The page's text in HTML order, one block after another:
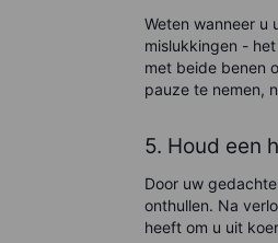
Weten wanneer u
mislukkingen -
met beide benen
pauze te nemen,
5. Houd een
Door uw
onthullen. Na
heeft om u uit